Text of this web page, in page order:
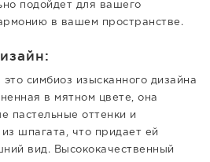
подойдет для вашего
в вашем пространстве.
симбиоз изысканного дизайна
в мятном цвете, она
пастельные оттенки и
шпагата, что придает ей
вид. Высококачественный